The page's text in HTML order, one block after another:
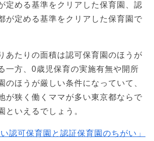
定める基準をクリアした保育園、認
が定める基準をクリアした保育園で
あたりの面積は認可保育園のほうが
一方、0歳児保育の実施有無や開所
のほうが厳しい条件になっていて、
が狭く働くママが多い東京都ならで
といえるでしょう。
い認可保育園と認証保育園のちがい」